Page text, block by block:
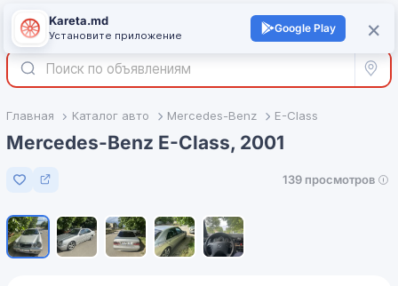
Войти +
Все
Главная Каталог авто Mercedes-Benz E-Class
Mercedes-Benz E-Class, 2001
Добавить в избранное
139 просмотров
×
Kareta.md
Установите приложение
Google Play